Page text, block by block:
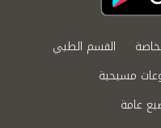
القسم الطبي
مسيحية
عامة